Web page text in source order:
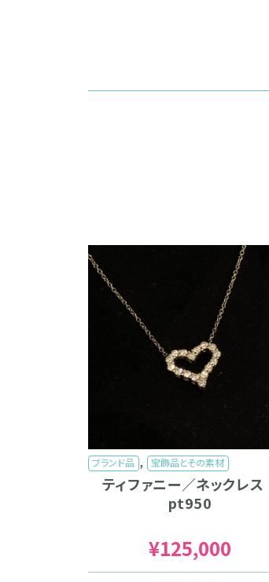
ブランド品 , 宝飾品とその素材
ティファニー／ネックレス
pt950
¥125,000